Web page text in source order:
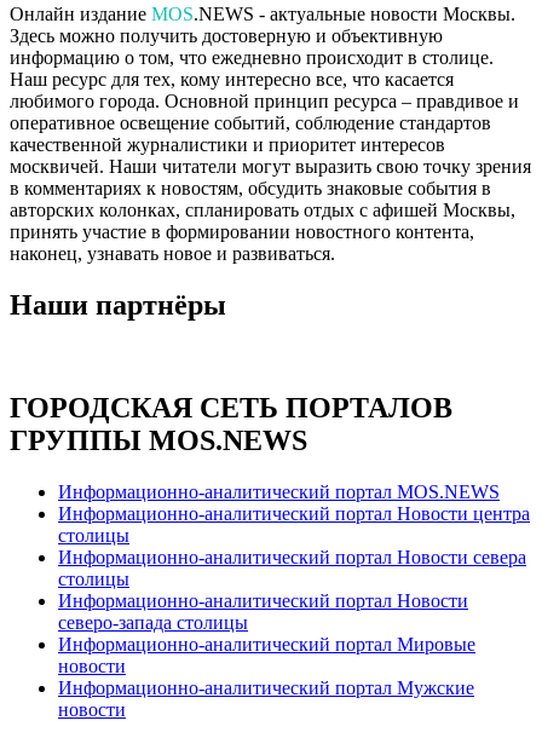
Онлайн издание MOS.NEWS - актуальные новости Москвы.
Здесь можно получить достоверную и объективную
информацию о том, что ежедневно происходит в столице.
Наш ресурс для тех, кому интересно все, что касается
любимого города. Основной принцип ресурса – правдивое и
оперативное освещение событий, соблюдение стандартов
качественной журналистики и приоритет интересов
москвичей. Наши читатели могут выразить свою точку зрения
в комментариях к новостям, обсудить знаковые события в
авторских колонках, спланировать отдых с афишей Москвы,
принять участие в формировании новостного контента,
наконец, узнавать новое и развиваться.
Наши партнёры
ГОРОДСКАЯ СЕТЬ ПОРТАЛОВ
ГРУППЫ MOS.NEWS
Информационно-аналитический портал MOS.NEWS
Информационно-аналитический портал Новости центра
столицы
Информационно-аналитический портал Новости севера
столицы
Информационно-аналитический портал Новости
северо-запада столицы
Информационно-аналитический портал Мировые
новости
Информационно-аналитический портал Мужские
новости